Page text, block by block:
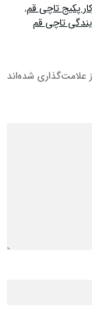
پکیج تاچی قم,
تاچی قم
علامت‌گذاری شده‌اند